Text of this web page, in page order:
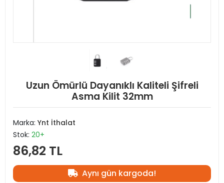
Uzun Ömürlü Dayanıklı Kaliteli Şifreli
Asma Kilit 32mm
Marka: Ynt İthalat
Stok: 20+
86,82 TL
Aynı gün kargoda!